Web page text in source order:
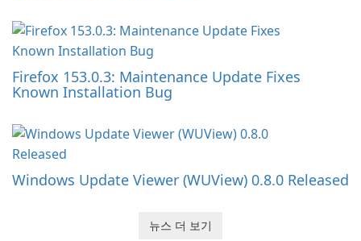
Firefox 153.0.3: Maintenance Update Fixes
Known Installation Bug
Windows Update Viewer (WUView) 0.8.0 Released
뉴스 더 보기